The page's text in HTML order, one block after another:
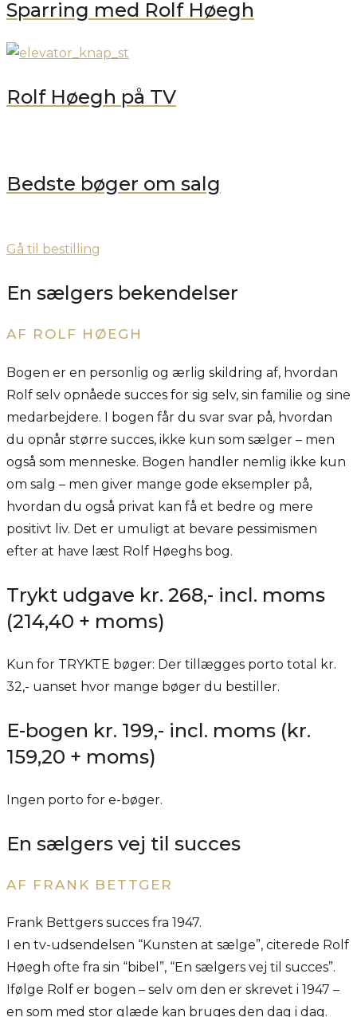
Sparring med Rolf Høegh
Rolf Høegh på TV
Bedste bøger om salg
Gå til bestilling
En sælgers bekendelser
AF ROLF HØEGH
Bogen er en personlig og ærlig skildring af, hvordan
Rolf selv opnåede succes for sig selv, sin familie og sine
medarbejdere. I bogen får du svar svar på, hvordan
du opnår større succes, ikke kun som sælger – men
også som menneske. Bogen handler nemlig ikke kun
om salg – men giver mange gode eksempler på,
hvordan du også privat kan få et bedre og mere
positivt liv. Det er umuligt at bevare pessimismen
efter at have læst Rolf Høeghs bog.
Trykt udgave kr. 268,- incl. moms
(214,40 + moms)
Kun for TRYKTE bøger: Der tillægges porto total kr.
32,- uanset hvor mange bøger du bestiller.
E-bogen kr. 199,- incl. moms (kr.
159,20 + moms)
Ingen porto for e-bøger.
En sælgers vej til succes
AF FRANK BETTGER
Frank Bettgers succes fra 1947.
I en tv-udsendelsen “Kunsten at sælge”, citerede Rolf
Høegh ofte fra sin “bibel”, “En sælgers vej til succes”.
Ifølge Rolf er bogen – selv om den er skrevet i 1947 –
en som med stor glæde kan bruges den dag i dag.